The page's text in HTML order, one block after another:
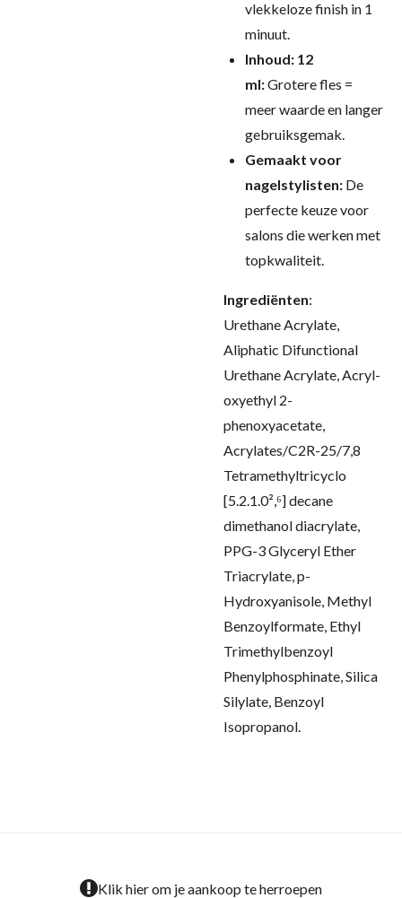
vlekkeloze finish in 1
minuut.
Inhoud: 12
ml:Grotere fles =
meer waarde en langer
gebruiksgemak.
Gemaakt voor
nagelstylisten: De
perfecte keuze voor
salons die werken met
topkwaliteit.
Ingrediënten:
Urethane Acrylate,
Aliphatic Difunctional
Urethane Acrylate, Acryl-
oxyethyl 2-
phenoxyacetate,
Acrylates/C2R-25/7,8
Tetramethyltricyclo
[5.2.1.0²,⁶] decane
dimethanol diacrylate,
PPG-3 Glyceryl Ether
Triacrylate, p-
Hydroxyanisole, Methyl
Benzoylformate, Ethyl
Trimethylbenzoyl
Phenylphosphinate, Silica
Silylate, Benzoyl
Isopropanol.
Klik hier om je aankoop te herroepen